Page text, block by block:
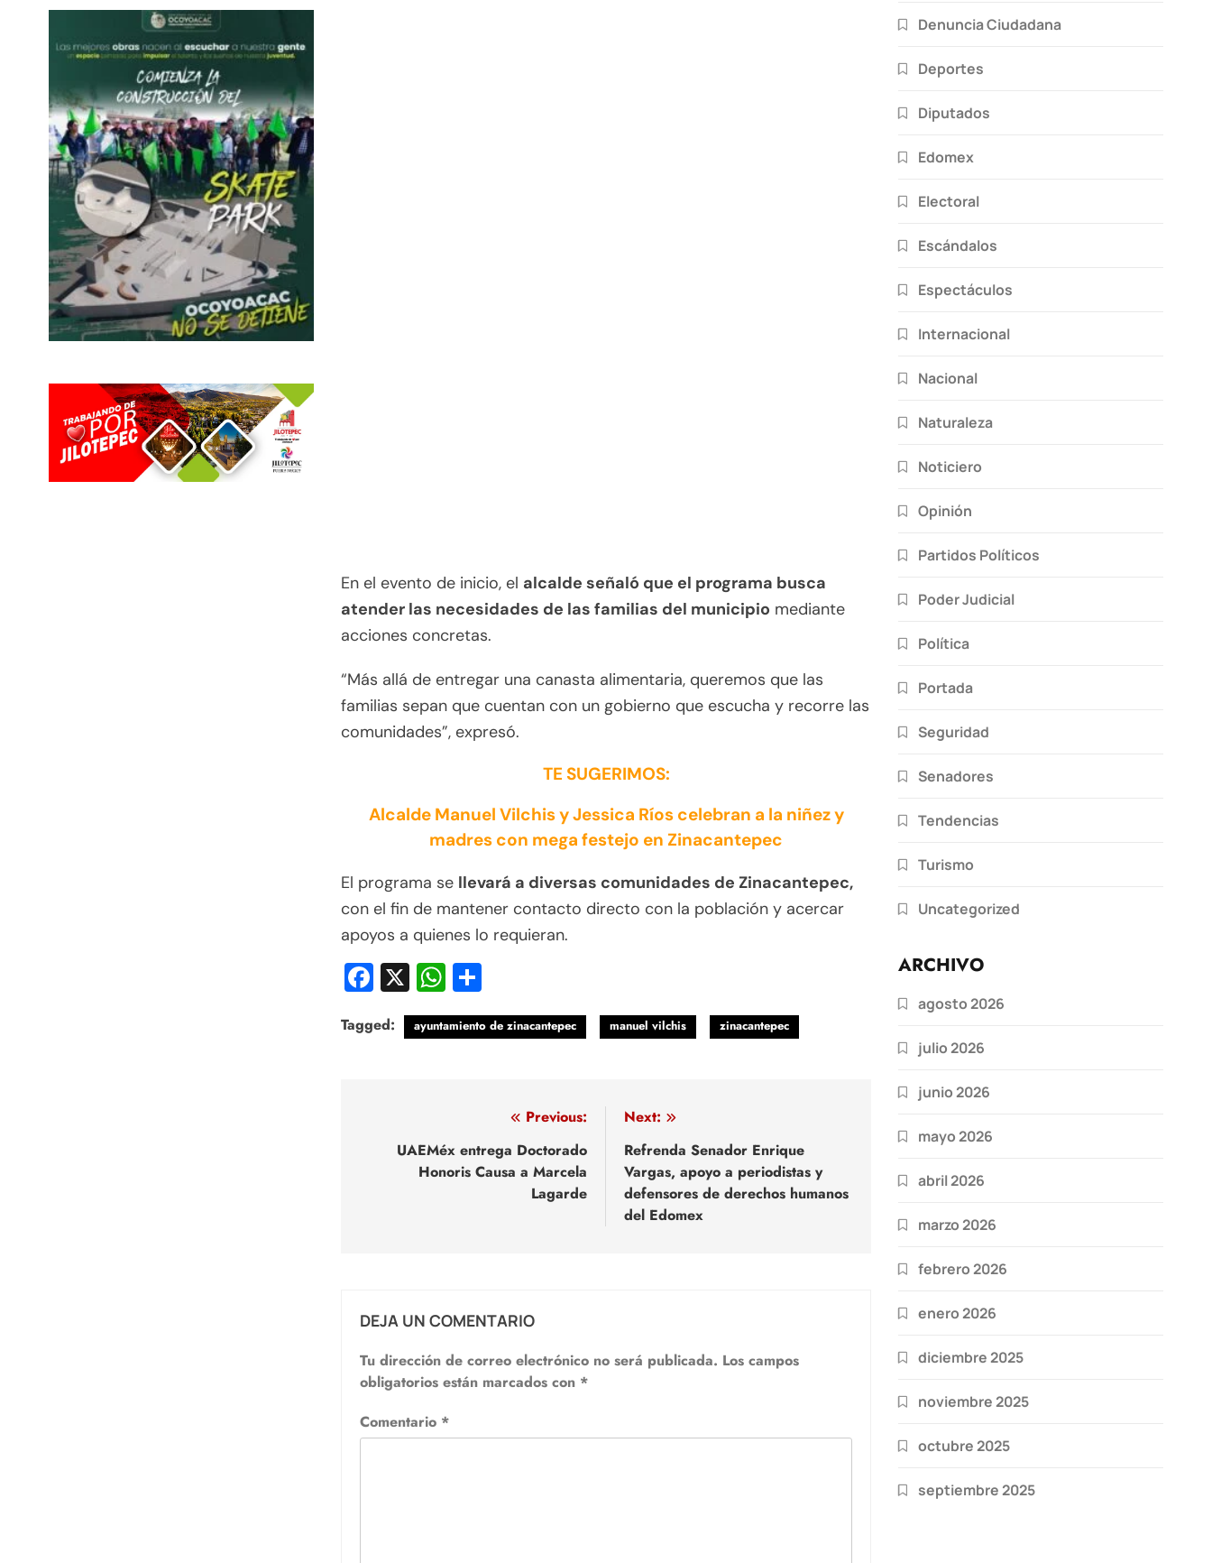
En el evento de inicio, el alcalde señaló que el programa busca
atender las necesidades de las familias del municipio mediante
acciones concretas.
“Más allá de entregar una canasta alimentaria, queremos que las
familias sepan que cuentan con un gobierno que escucha y recorre las
comunidades”, expresó.
TE SUGERIMOS:
Alcalde Manuel Vilchis y Jessica Ríos celebran a la niñez y
madres con mega festejo en Zinacantepec
El programa se llevará a diversas comunidades de Zinacantepec,
con el fin de mantener contacto directo con la población y acercar
apoyos a quienes lo requieran.
Facebook
X WhatsApp
Tagged: ayuntamiento de zinacantepec manuel vilchis zinacantepec
entradas
Previous:
UAEMéx entrega Doctorado
Honoris Causa a Marcela
Lagarde
Next:
Refrenda Senador Enrique
Vargas, apoyo a periodistas y
defensores de derechos humanos
del Edomex
DEJA UN COMENTARIO
Tu dirección de correo electrónico no será publicada. Los campos
obligatorios están marcados con *
Comentario *
Denuncia Ciudadana
Deportes
Diputados
Edomex
Electoral
Escándalos
Espectáculos
Internacional
Nacional
Naturaleza
Noticiero
Opinión
Partidos Políticos
Poder Judicial
Política
Portada
Seguridad
Senadores
Tendencias
Turismo
Uncategorized
ARCHIVO
agosto 2026
julio 2026
junio 2026
mayo 2026
abril 2026
marzo 2026
febrero 2026
enero 2026
diciembre 2025
noviembre 2025
octubre 2025
septiembre 2025